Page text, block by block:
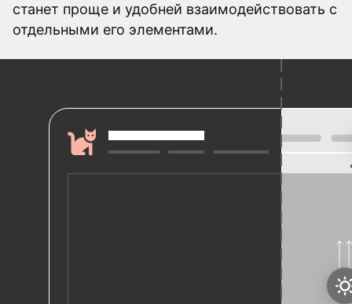
станет проще и удобней взаимодействовать с
отдельными его элементами.